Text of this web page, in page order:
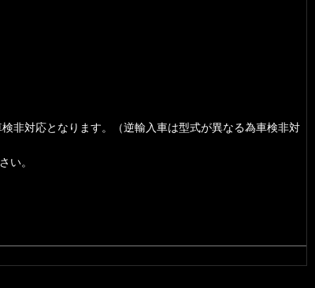
非対応となります。（逆輸入車は型式が異なる為車検非対
い。